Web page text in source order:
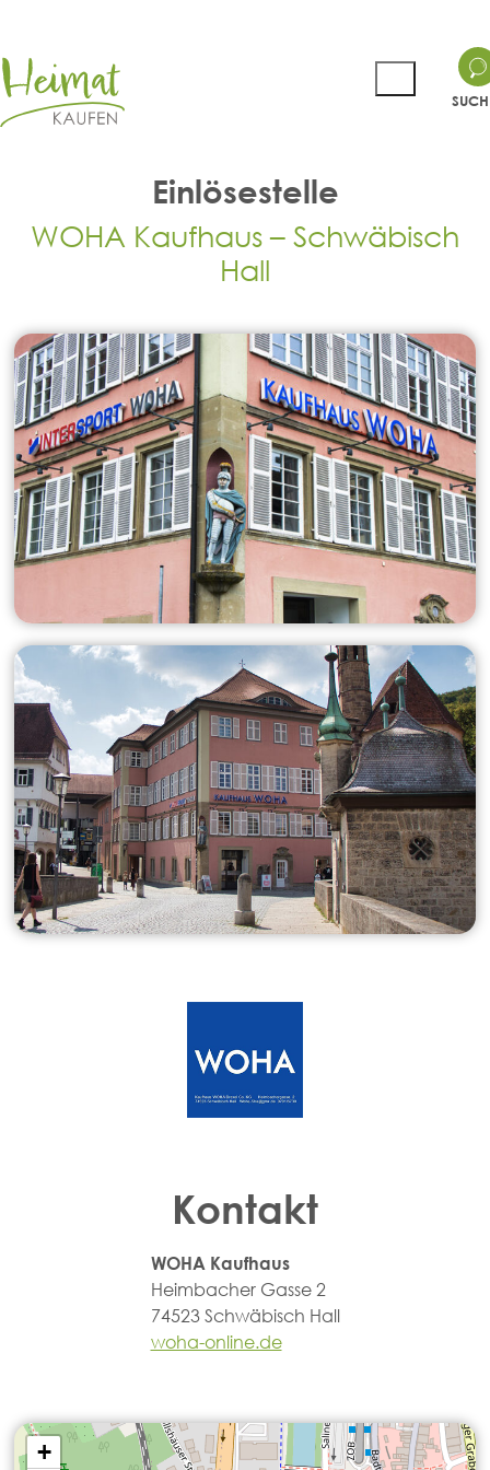
Einlösestelle
WOHA Kaufhaus – Schwäbisch
Hall
Kontakt
WOHA Kaufhaus
Heimbacher Gasse 2
74523 Schwäbisch Hall
woha-online.de
+